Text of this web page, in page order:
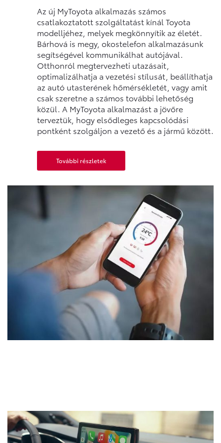
Az új MyToyota alkalmazás számos
csatlakoztatott szolgáltatást kínál Toyota
modelljéhez, melyek megkönnyítik az életét.
Bárhová is megy, okostelefon alkalmazásunk
segítségével kommunikálhat autójával.
Otthonról megtervezheti utazásait,
optimalizálhatja a vezetési stílusát, beállíthatja
az autó utasterének hőmérsékletét, vagy amit
csak szeretne a számos további lehetőség
közül. A MyToyota alkalmazást a jövőre
terveztük, hogy elsődleges kapcsolódási
pontként szolgáljon a vezető és a jármű között.
További részletek